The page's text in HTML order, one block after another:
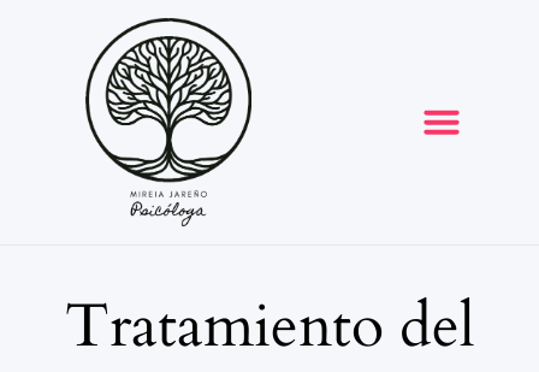
Tratamiento del